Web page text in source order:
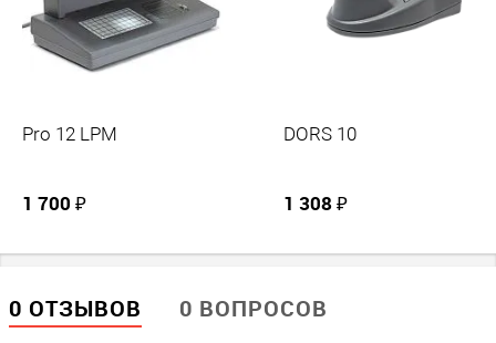
PRO INTELLECT TECHNOLOGY
Pro 12 LPM
1 700 ₽
DORS 10
1 308 ₽
0 ОТЗЫВОВ 0 ВОПРОСОВ